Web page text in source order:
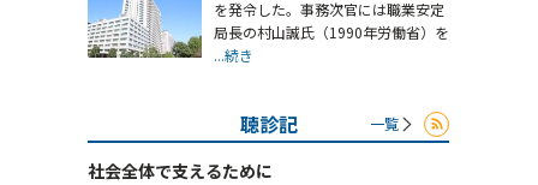
を発令した。事務次官には職業安定
局長の村山誠氏（1990年労働省）を
...続き
聴診記 一覧
社会全体で支えるために